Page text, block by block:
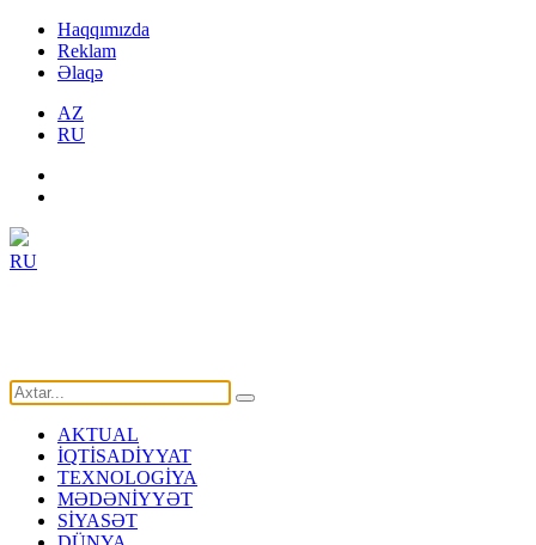
Haqqımızda
Reklam
Əlaqə
AZ
RU
RU
AKTUAL
İQTİSADİYYAT
TEXNOLOGİYA
MƏDƏNİYYƏT
SİYASƏT